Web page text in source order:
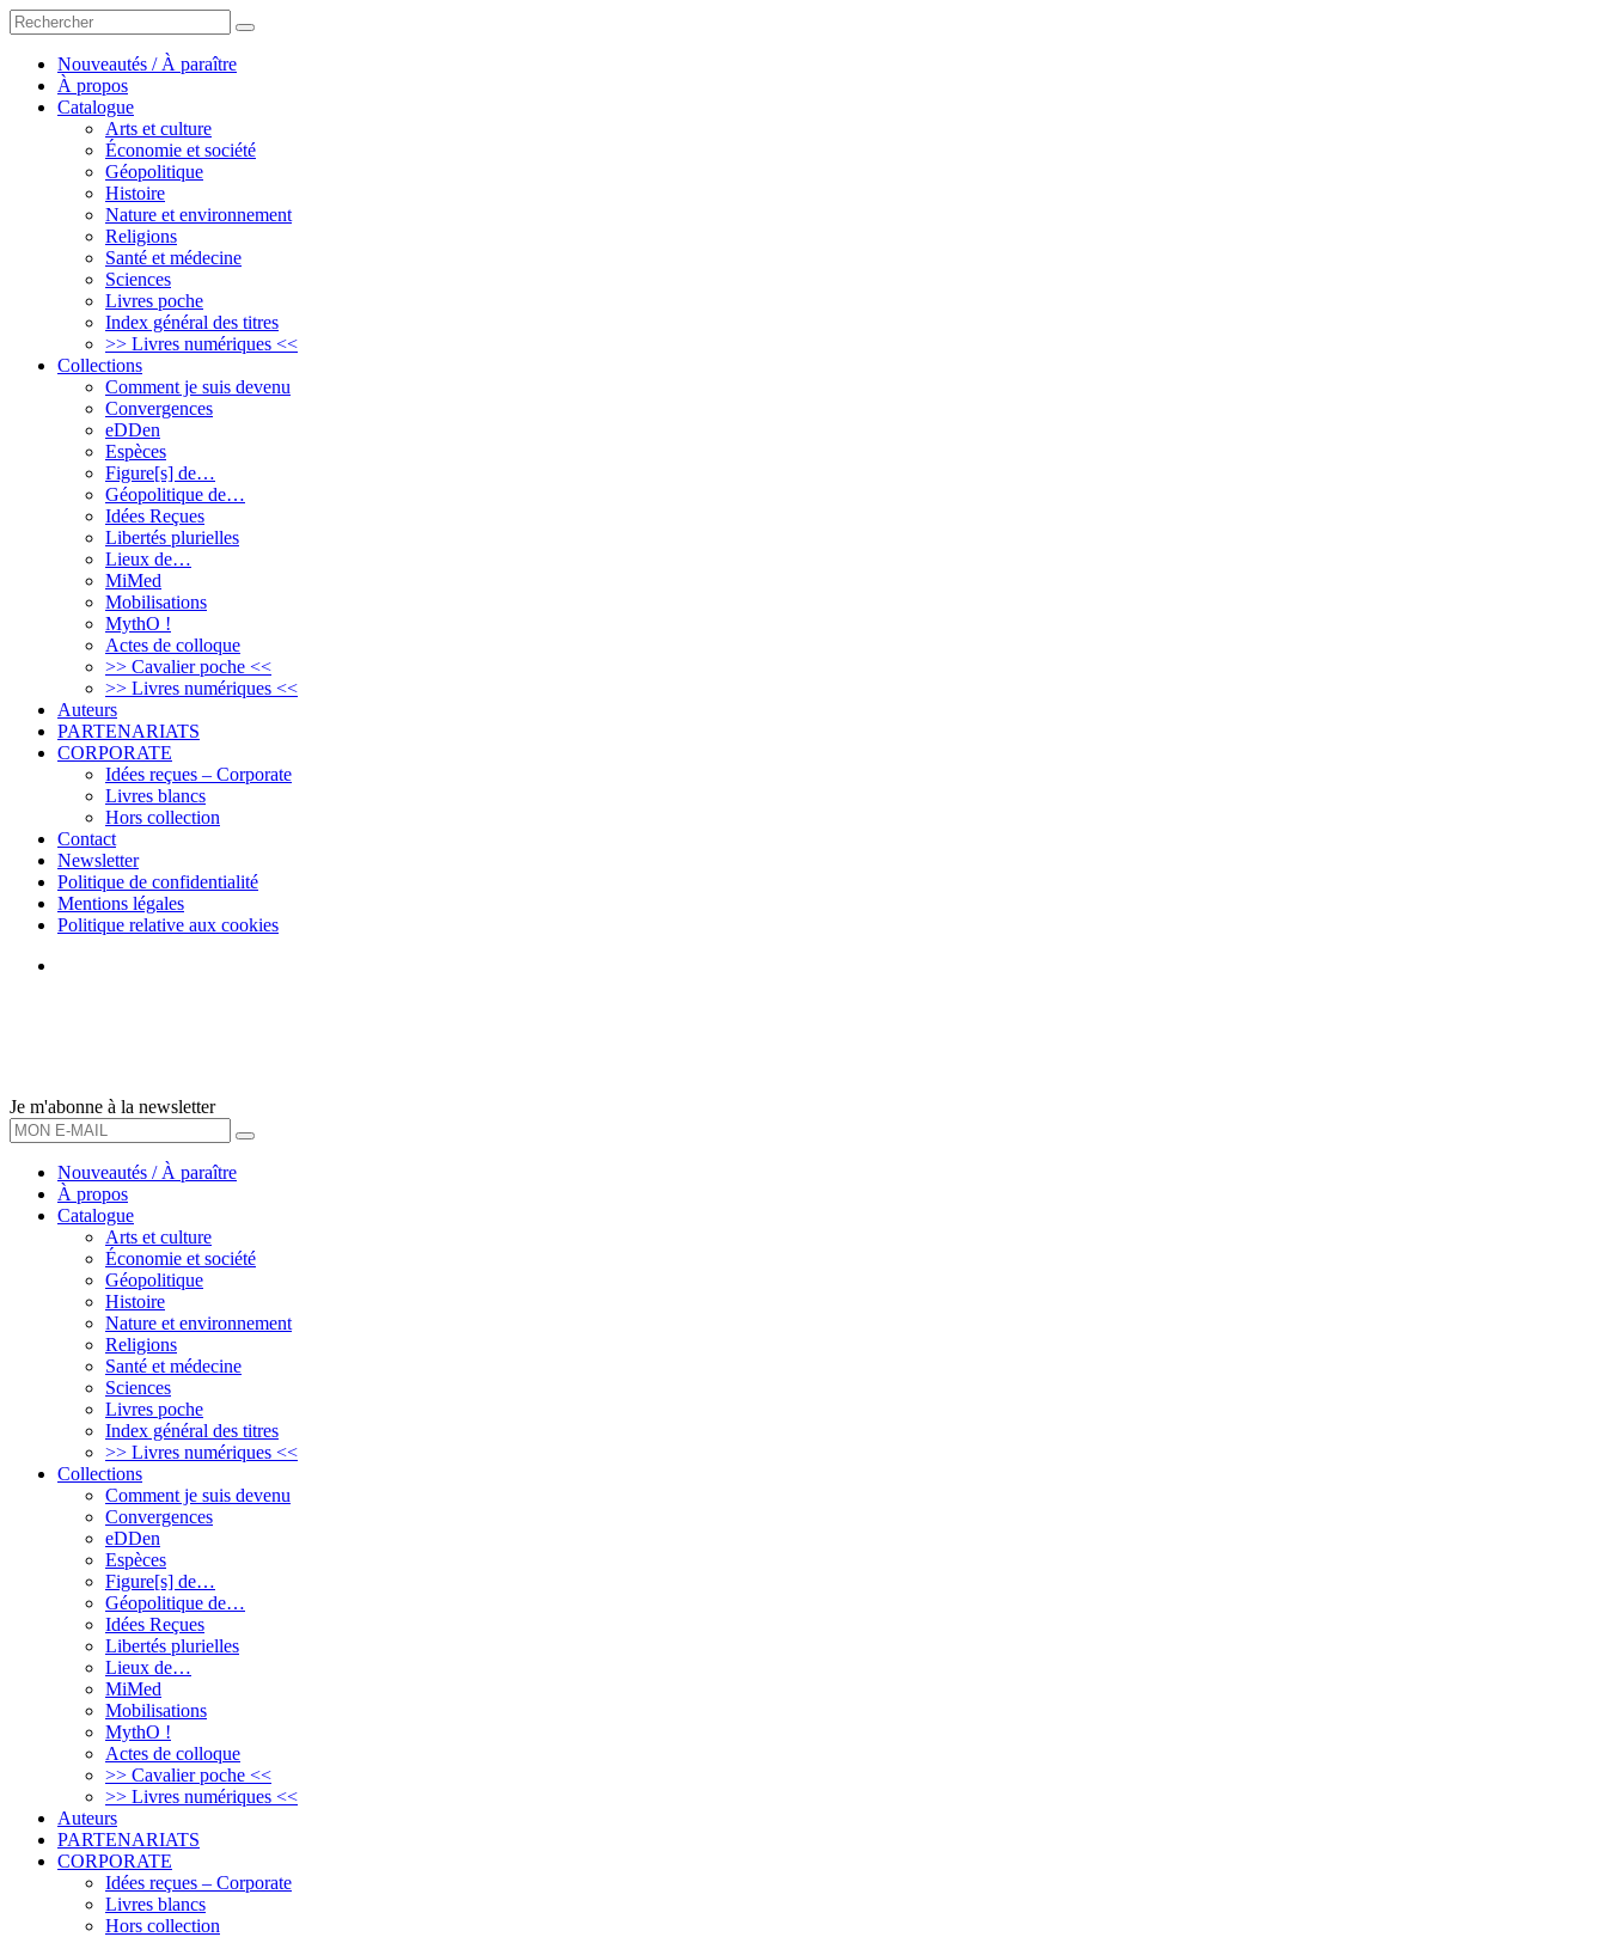
Rechercher
un
livre,
auteur
rechercher
Nouveautés / À paraître
À propos
Catalogue
Arts et culture
Économie et société
Géopolitique
Histoire
Nature et environnement
Religions
Santé et médecine
Sciences
Livres poche
Index général des titres
>> Livres numériques <<
Collections
Comment je suis devenu
Convergences
eDDen
Espèces
Figure[s] de…
Géopolitique de…
Idées Reçues
Libertés plurielles
Lieux de…
MiMed
Mobilisations
MythO !
Actes de colloque
>> Cavalier poche <<
>> Livres numériques <<
Auteurs
PARTENARIATS
CORPORATE
Idées reçues – Corporate
Livres blancs
Hors collection
Contact
Newsletter
Politique de confidentialité
Mentions légales
Politique relative aux cookies
Je m'abonne à la newsletter
OK
Nouveautés / À paraître
À propos
Catalogue
Arts et culture
Économie et société
Géopolitique
Histoire
Nature et environnement
Religions
Santé et médecine
Sciences
Livres poche
Index général des titres
>> Livres numériques <<
Collections
Comment je suis devenu
Convergences
eDDen
Espèces
Figure[s] de…
Géopolitique de…
Idées Reçues
Libertés plurielles
Lieux de…
MiMed
Mobilisations
MythO !
Actes de colloque
>> Cavalier poche <<
>> Livres numériques <<
Auteurs
PARTENARIATS
CORPORATE
Idées reçues – Corporate
Livres blancs
Hors collection